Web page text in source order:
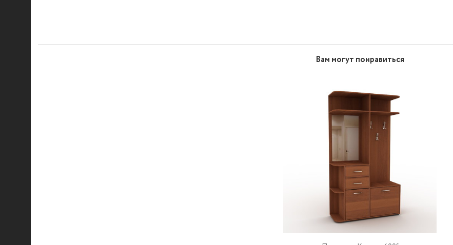
Вам могут понравиться